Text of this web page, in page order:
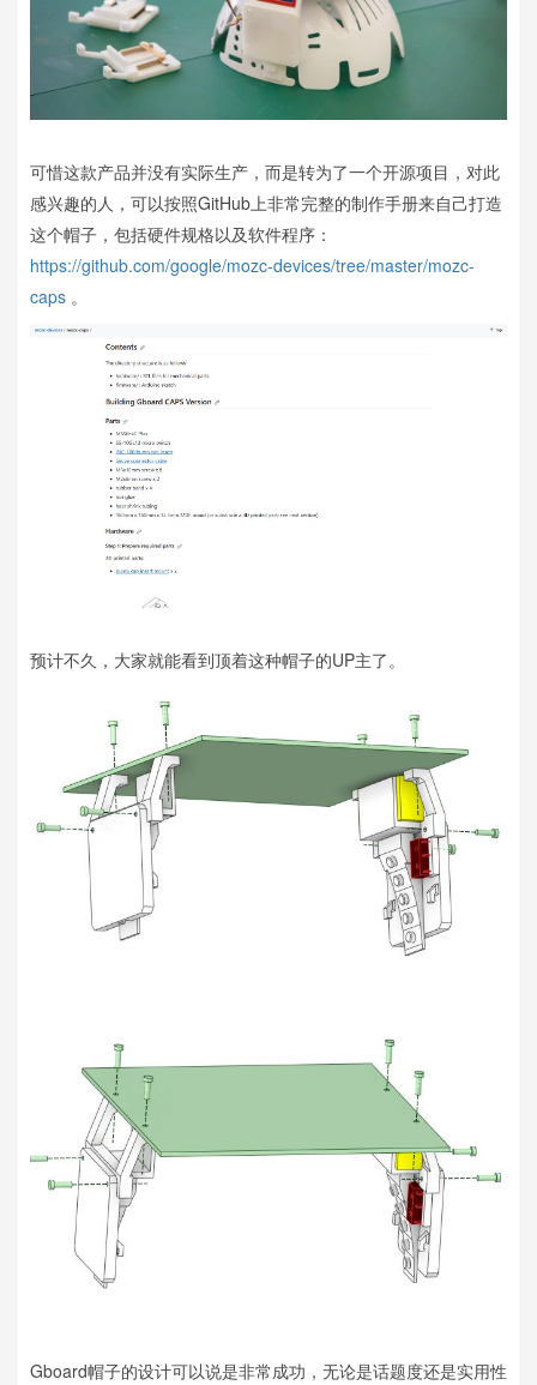
可惜这款产品并没有实际生产，而是转为了一个开源项目，对此
感兴趣的人，可以按照GitHub上非常完整的制作手册来自己打造
这个帽子，包括硬件规格以及软件程序：
https://github.com/google/mozc-devices/tree/master/mozc-
caps 。
预计不久，大家就能看到顶着这种帽子的UP主了。
Gboard帽子的设计可以说是非常成功，无论是话题度还是实用性